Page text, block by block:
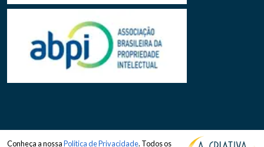
Conheça a nossaPolitica de Privacidade. Todos os